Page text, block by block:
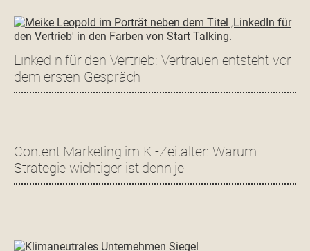
LinkedIn für den Vertrieb: Vertrauen entsteht vor
dem ersten Gespräch
Content Marketing im KI-Zeitalter: Warum
Strategie wichtiger ist denn je